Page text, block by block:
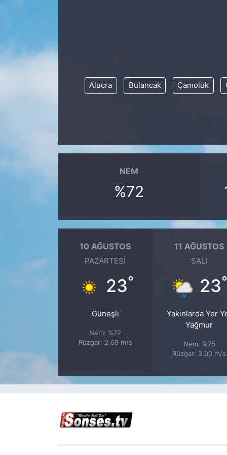
Alucra Bulancak Çamoluk
NEM
%72
10 AĞUSTOS
PAZARTESI
23°
Güneşli
Nem: %72
Rüzgar: 2.69 m/s
11 AĞUSTOS
SALI
23
Yakınlarda Yer
Yağmur
Nem: %75
Rüzgar: 3.00 m/s
YEREL HABER